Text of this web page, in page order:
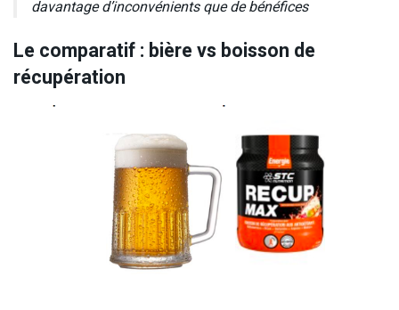
davantage d’inconvénients que de bénéfices
Le comparatif : bière vs boisson de
récupération